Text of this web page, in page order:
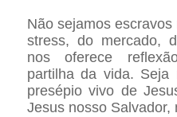
Não sejamos
stress, do mercado,
nos oferece
partilha da vida.
presépio vivo de
Jesus nosso Salvador,